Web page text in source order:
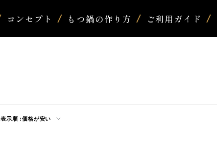
コンセプト もつ鍋の作り方 ご利用ガイド
表示順 :価格が安い